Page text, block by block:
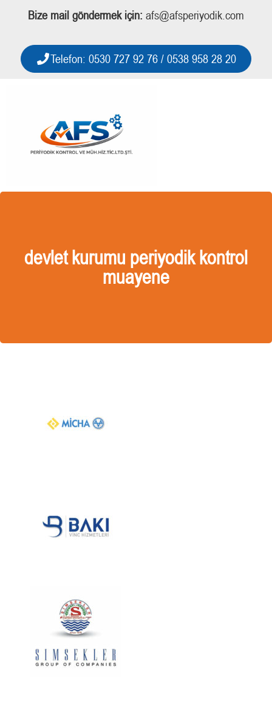
Bize mail göndermek için: afs@afsperiyodik.com
Telefon: 0530 727 92 76 / 0538 958 28 20
devlet kurumu periyodik kontrol
muayene